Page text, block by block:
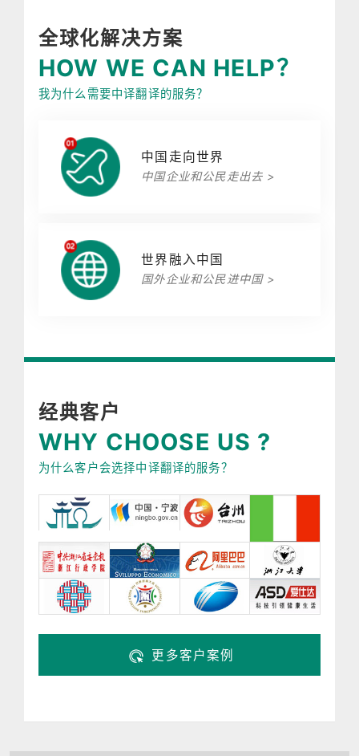
全球化解决方案
HOW WE CAN HELP？
我为什么需要中译翻译的服务？
中国走向世界
中国企业和公民走出去 >
世界融入中国
国外企业和公民进中国 >
经典客户
WHY CHOOSE US ?
为什么客户会选择中译翻译的服务？
更多客户案例